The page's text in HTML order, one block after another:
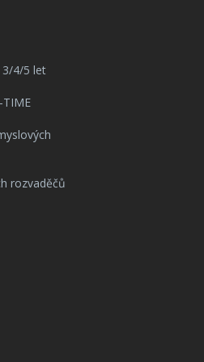
3/4/5 let
TIME
rozvaděčů